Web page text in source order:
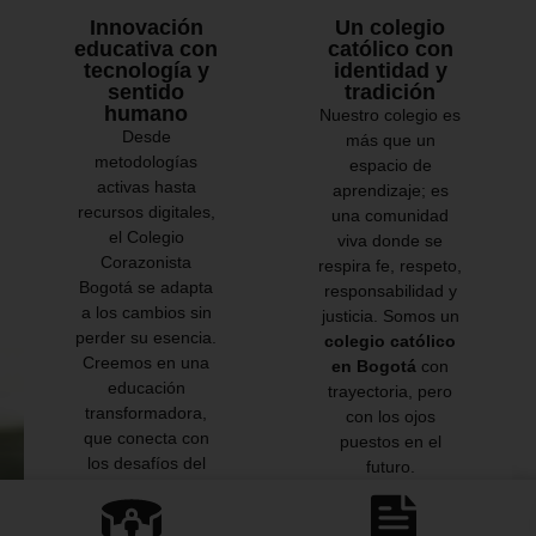
Innovación
educativa con
tecnología y
sentido
humano
Desde
metodologías
activas hasta
recursos digitales,
el Colegio
Corazonista
Bogotá se adapta
a los cambios sin
perder su esencia.
Creemos en una
educación
transformadora,
que conecta con
los desafíos del
contemporáneo sin
Un colegio
católico con
identidad y
tradición
Nuestro colegio es
más que un
espacio de
aprendizaje; es
una comunidad
viva donde se
respira fe, respeto,
responsabilidad y
justicia. Somos un
colegio católico
en Bogotá con
trayectoria, pero
con los ojos
puestos en el
futuro.